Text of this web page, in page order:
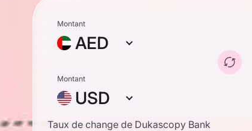
Montant
AED
Montant
USD
Taux de change de Dukascopy Bank